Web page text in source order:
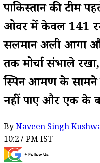
पाकिस्तान की टीम
ओवर में केवल 141
सलमान अली आगा
तक मोर्चा संभाले
स्पिन आक्रमण के सामने
नहीं पाए और एक के
ByNaveen Singh
10:27 PM IST